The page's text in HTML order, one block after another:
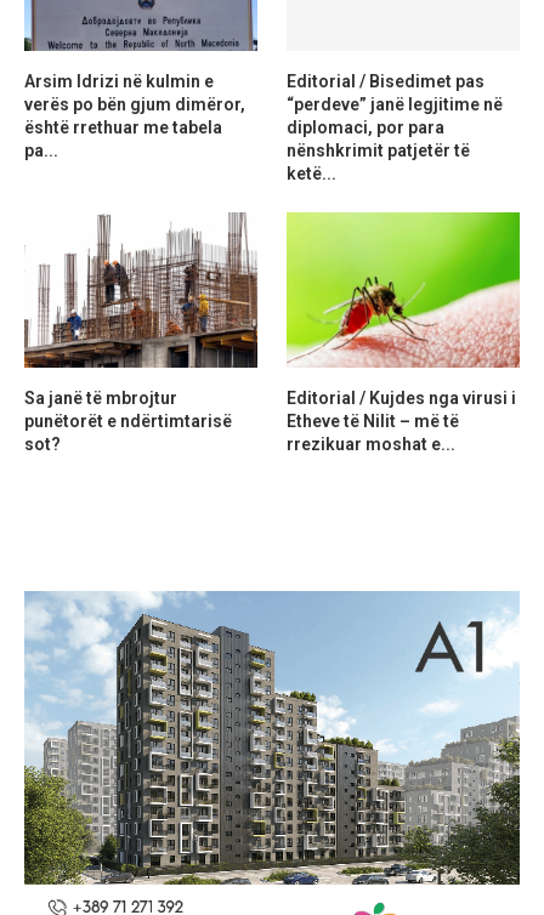
Arsim Idrizi në kulmin e
verës po bën gjum dimëror,
është rrethuar me tabela
pa...
Editorial / Bisedimet pas
“perdeve” janë legjitime në
diplomaci, por para
nënshkrimit patjetër të
ketë...
Sa janë të mbrojtur
punëtorët e ndërtimtarisë
sot?
Editorial / Kujdes nga virusi i
Etheve të Nilit – më të
rrezikuar moshat e...